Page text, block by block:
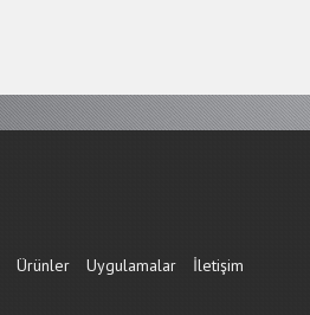
Ürünler Uygulamalar İletişim